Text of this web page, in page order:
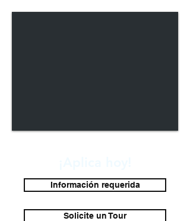
Información requerida
Solicite un Tour